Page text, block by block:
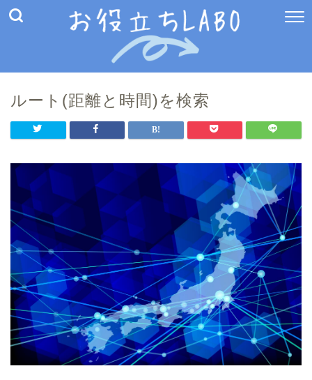
ルート(距離と時間)を検索